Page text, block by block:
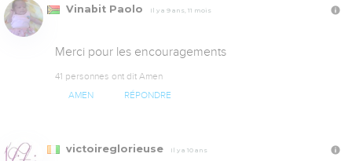
Vinabit Paolo Il y a 9 ans, 11 mois
Merci pour les encouragements
41 personnes ont dit Amen
AMEN RÉPONDRE
victoireglorieuse Il y a 10 ans